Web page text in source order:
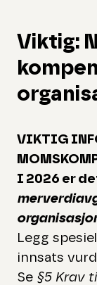
Viktig:
VIKTIG
I 2026 er
Legg
innsats
Se §5 Krav